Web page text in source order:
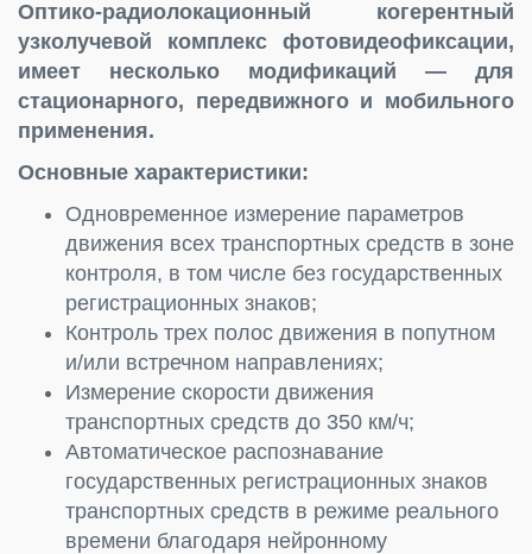
Оптико-радиолокационный когерентный
узколучевой комплекс фотовидеофиксации,
имеет несколько модификаций — для
стационарного, передвижного и мобильного
применения.
Основные характеристики:
Одновременное измерение параметров
движения всех транспортных средств в зоне
контроля, в том числе без государственных
регистрационных знаков;
Контроль трех полос движения в попутном
и/или встречном направлениях;
Измерение скорости движения
транспортных средств до 350 км/ч;
Автоматическое распознавание
государственных регистрационных знаков
транспортных средств в режиме реального
времени благодаря нейронному